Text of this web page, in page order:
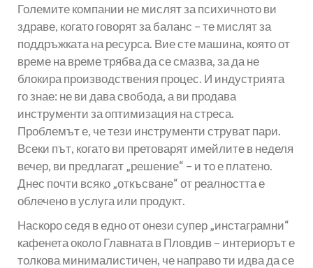
Големите компании не мислят за психичното ви
здраве, когато говорят за баланс – те мислят за
поддръжката на ресурса. Вие сте машина, която от
време на време трябва да се смазва, за да не
блокира производствения процес. И индустрията
го знае: не ви дава свобода, а ви продава
инструменти за оптимизация на стреса.
Проблемът е, че тези инструменти струват пари.
Всеки път, когато ви претоварят имейлите в неделя
вечер, ви предлагат „решение“ – и то е платено.
Днес почти всяко „откъсване“ от реалността е
облечено в услуга или продукт.
Наскоро седя в едно от онези супер „инстаграмни“
кафенета около Главната в Пловдив – интериорът е
толкова минималистичен, че направо ти идва да се